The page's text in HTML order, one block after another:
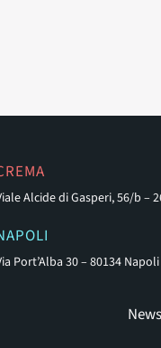
Alcide di Gasperi, 56/b –
Port’Alba 30 – 80134 Napoli
News